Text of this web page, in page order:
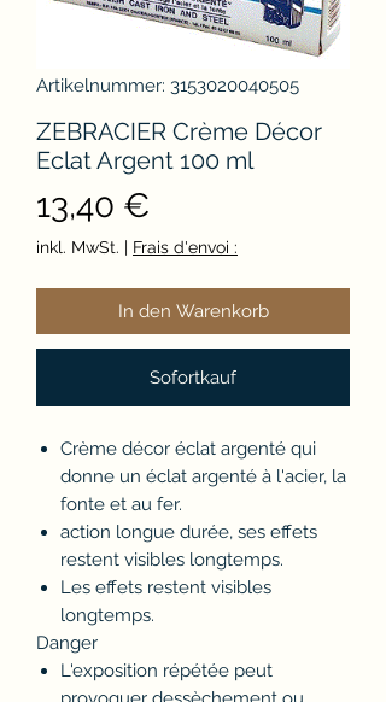
Artikelnummer: 3153020040505
ZEBRACIER Crème Décor
Eclat Argent 100 ml
13,40 €
inkl. MwSt. | Frais d'envoi :
In den Warenkorb
Sofortkauf
Crème décor éclat argenté qui
donne un éclat argenté à l'acier, la
fonte et au fer.
action longue durée, ses effets
restent visibles longtemps.
Les effets restent visibles
longtemps.
Danger
L'exposition répétée peut